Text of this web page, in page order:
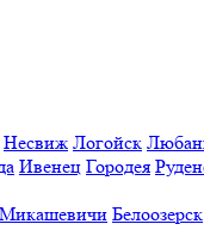
Несвиж Логойск
Ивенец Городея
Микашевичи Белоозерск